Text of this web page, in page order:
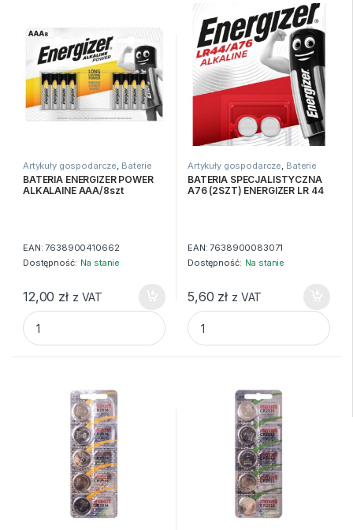
Artykuły gospodarcze Baterie
BATERIA ENERGIZER POWER
ALKALAINE AAA/8szt
EAN:7638900410662
Dostępność: Na stanie
12,00 zł z VAT
BATERIA ENERGIZER POWER ALKALAINE AAA/8szt
Artykuły gospodarcze Baterie
BATERIA SPECJALISTYCZNA
A76 (2SZT) ENERGIZER LR 44
EAN:7638900083071
Dostępność: Na stanie
5,60 zł z VAT
BATERIA